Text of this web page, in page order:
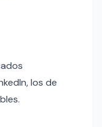
los de